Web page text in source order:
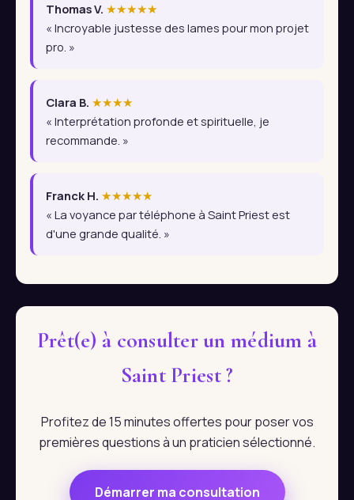
Thomas V. ★★★★★
« Incroyable justesse des lames pour mon projet
pro. »
Clara B. ★★★★
« Interprétation profonde et spirituelle, je
recommande. »
Franck H. ★★★★★
« La voyance par téléphone à Saint Priest est
d'une grande qualité. »
Prêt(e) à consulter un médium à
Saint Priest ?
Profitez de 15 minutes offertes pour poser vos
premières questions à un praticien sélectionné.
Démarrer ma consultation